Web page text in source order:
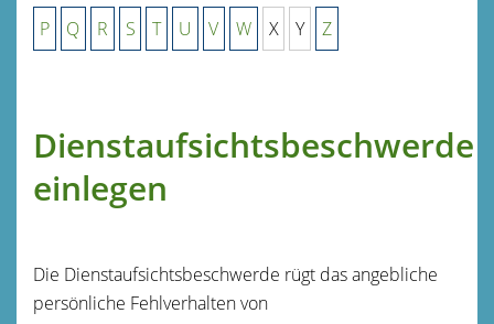
P Q R S T U V W X Y Z
Dienstaufsichtsbeschwerde
einlegen
Die Dienstaufsichtsbeschwerde rügt das angebliche
persönliche Fehlverhalten von